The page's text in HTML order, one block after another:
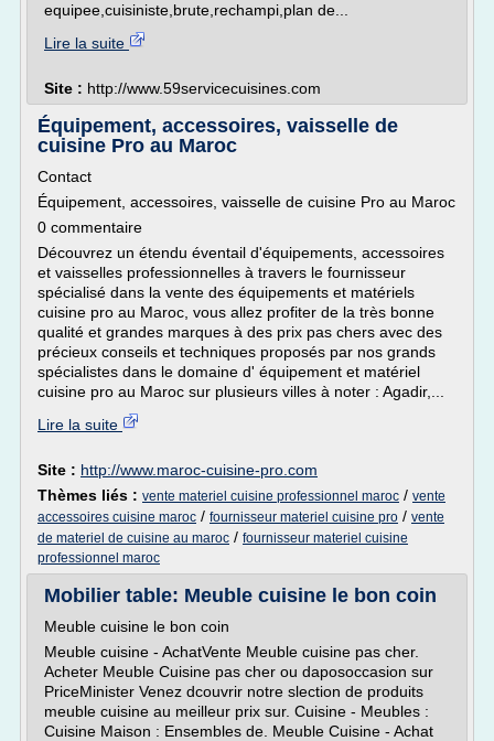
equipee,cuisiniste,brute,rechampi,plan de...
Lire la suite
Site : http://www.59servicecuisines.com
Équipement, accessoires, vaisselle de
cuisine Pro au Maroc
Contact
Équipement, accessoires, vaisselle de cuisine Pro au Maroc
0 commentaire
Découvrez un étendu éventail d'équipements, accessoires
et vaisselles professionnelles à travers le fournisseur
spécialisé dans la vente des équipements et matériels
cuisine pro au Maroc, vous allez profiter de la très bonne
qualité et grandes marques à des prix pas chers avec des
précieux conseils et techniques proposés par nos grands
spécialistes dans le domaine d' équipement et matériel
cuisine pro au Maroc sur plusieurs villes à noter : Agadir,...
Lire la suite
Site : http://www.maroc-cuisine-pro.com
Thèmes liés : vente materiel cuisine professionnel maroc / vente
accessoires cuisine maroc / fournisseur materiel cuisine pro / vente
de materiel de cuisine au maroc / fournisseur materiel cuisine
professionnel maroc
Mobilier table: Meuble cuisine le bon coin
Meuble cuisine le bon coin
Meuble cuisine - AchatVente Meuble cuisine pas cher.
Acheter Meuble Cuisine pas cher ou daposoccasion sur
PriceMinister Venez dcouvrir notre slection de produits
meuble cuisine au meilleur prix sur. Cuisine - Meubles :
Cuisine Maison : Ensembles de. Meuble Cuisine - Achat